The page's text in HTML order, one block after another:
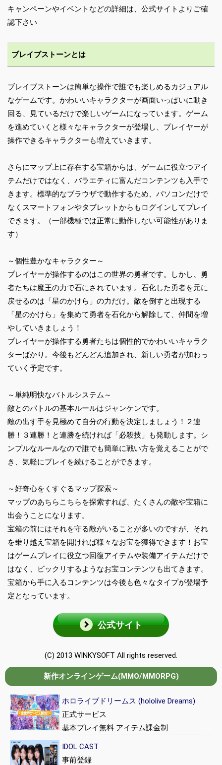
キャンペーンやイベントなどの詳細は、公式サイトよりご確
認下さい
ブレイブストーンとは
ブレイブストーンは簡単な操作で誰でも楽しめるカジュアル
なゲームです。かわいいキャラクターが画面いっぱいに動き
回る、見ているだけで楽しいゲームになっています。ゲーム
を進めていくと様々なキャラクターが登場し、プレイヤーが
操作できるキャラクターも増えていきます。
さらにマップ上に存在する宝箱からは、ゲームに役立つアイ
テムだけではなく、バラエティに富んだコンテンツも入手で
きます。標準的なブラウザで動作するため、パソコンだけで
なくスマートフォンやタブレットからもログインしてプレイ
できます。（一部機種では正常に動作しない可能性がありま
す）
～個性豊かなキャラクター～
プレイヤーが操作するのはこの世界の勇者です。しかし、勇
者たちは魔王の力で石にされています。石化した勇者を元に
戻せるのは「星のかけら」の力だけ。敵を倒すと出現する
「星のかけら」を集めて勇者を石化から解除して、仲間を増
やしていきましょう！
プレイヤーが操作する勇者たちは個性的でかわいいキャラク
ターばかり。今後もどんどん追加され、新しい勇者が加わっ
ていく予定です。
～単純明快なバトルシステム～
敵とのバトルの基本ルールはジャンケンです。
敵の出す手を見極めて自分の行動を決定しましょう！２連
勝！３連勝！と連勝を続ければ「必殺技」も発動します。シ
ンプルなルールなので誰でも簡単に戦い方を覚えることがで
き、気軽にプレイを続けることができます。
～好奇心をくすぐるマップ探索～
マップのあちらこちらを探索すれば、たくさんの敵や宝箱に
出会うことになります。
宝箱の前にはそれを守る敵がいることが多いのですが、それ
を乗り越え宝箱を開ければ様々なお宝を獲得できます！お宝
はゲームプレイに役立つ回復アイテムや装備アイテムだけで
はなく、ビックリするようなお宝コンテンツも出てきます。
宝箱から手に入るコンテンツは今後も色々なタイプが登場予
定となっています。
公式サイト
(C) 2013 WINKYSOFT All rights reserved.
新作オンラインゲーム(MMO/MMORPG)
ホロライブドリームス (hololive Dreams)
正式サービス
基本プレイ無料 アイテム課金制
IDOL CAST
事前登録